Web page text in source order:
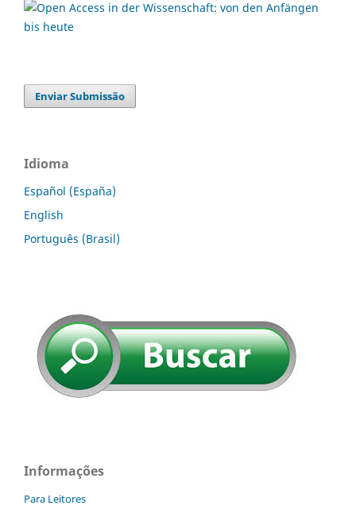
Enviar Submissão
Idioma
Español (España)
English
Português (Brasil)
Informações
Para Leitores